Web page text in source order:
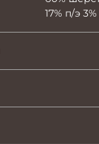
17% п/э